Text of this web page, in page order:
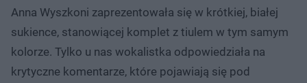
Anna Wyszkoni zaprezentowała się w krótkiej, białej
sukience, stanowiącej komplet z tiulem w tym samym
kolorze. Tylko u nas wokalistka odpowiedziała na
krytyczne komentarze, które pojawiają się pod